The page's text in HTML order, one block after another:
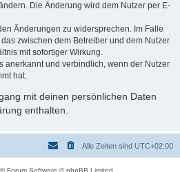
Die Änderung wird dem Nutzer per E-
Änderungen zu widersprechen. Im Falle
zwischen dem Betreiber und dem Nutzer
mit sofortiger Wirkung.
anerkannt und verbindlich, wenn der Nutzer
hat.
mit deinen persönlichen Daten
enthalten.
Alle Zeiten sind UTC+02:00